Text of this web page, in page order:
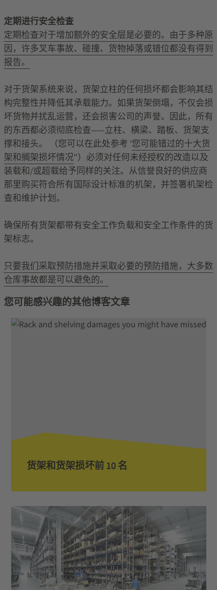
定期进行安全检查
定期检查对于增加额外的安全层是必要的。由于多种原
因，许多叉车事故、碰撞、货物掉落或错位都没有得到
报告。
对于货架系统来说，货架立柱的任何损坏都会影响其结
构完整性并降低其承载能力。如果货架倒塌，不仅会损
坏货物并扰乱运营，还会损害公司的声誉。因此，所有
的东西都必须彻底检查——立柱、横梁、踏板、货架支
撑和接头。 （您可以在此处参考 '您可能错过的十大货
架和搁架损坏情况”）必须对任何未经授权的改造以及
装载和/或超载给予同样的关注。从信誉良好的供应商
那里购买符合所有国际设计标准的机架，并签署机架检
查和维护计划。
确保所有货架都带有安全工作负载和安全工作条件的货
架标志。
只要我们采取预防措施并采取必要的预防措施，大多数
仓库事故都是可以避免的。
您可能感兴趣的其他博客文章
货架和货架损坏前 10 名